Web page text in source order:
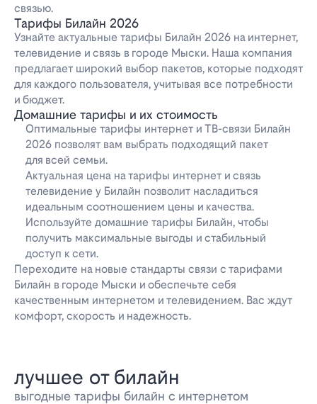
связью.
Тарифы Билайн 2026
Узнайте актуальные тарифы Билайн 2026 на интернет,
телевидение и связь в городе Мыски. Наша компания
предлагает широкий выбор пакетов, которые подходят
для каждого пользователя, учитывая все потребности
и бюджет.
Домашние тарифы и их стоимость
Оптимальные тарифы интернет и ТВ-связи Билайн
2026 позволят вам выбрать подходящий пакет
для всей семьи.
Актуальная цена на тарифы интернет и связь
телевидение у Билайн позволит насладиться
идеальным соотношением цены и качества.
Используйте домашние тарифы Билайн, чтобы
получить максимальные выгоды и стабильный
доступ к сети.
Переходите на новые стандарты связи с тарифами
Билайн в городе Мыски и обеспечьте себя
качественным интернетом и телевидением. Вас ждут
комфорт, скорость и надежность.
лучшее от билайн
выгодные тарифы билайн с интернетом